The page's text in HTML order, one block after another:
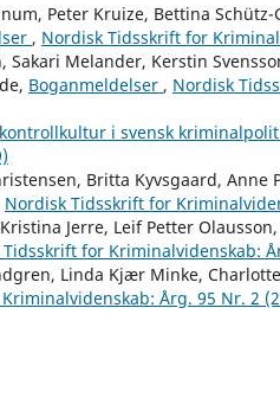
Peter Kruize, Bettina
, Nordisk Tidsskrift for
Sakari Melander, Kerstin
Boganmeldelser , Nordisk
i svensk
Britta Kyvsgaard, Anne
Nordisk Tidsskrift for
Jerre, Leif Petter
for Kriminalvidenskab:
Linda Kjær Minke,
Årg. 95 Nr. 2